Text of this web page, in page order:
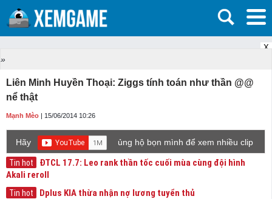
X
»
Liên Minh Huyền Thoại: Ziggs tính toán như thần @@
nể thật
Mạnh Mèo | 15/06/2014 10:26
Hãy
ủng hộ bọn mình để xem nhiều clip
game mới hơn nhé!
Tin hot
ĐTCL 17.7: Leo rank thần tốc cuối mùa cùng đội hình
Akali reroll
Tin hot Dplus KIA thừa nhận nợ lương tuyển thủ